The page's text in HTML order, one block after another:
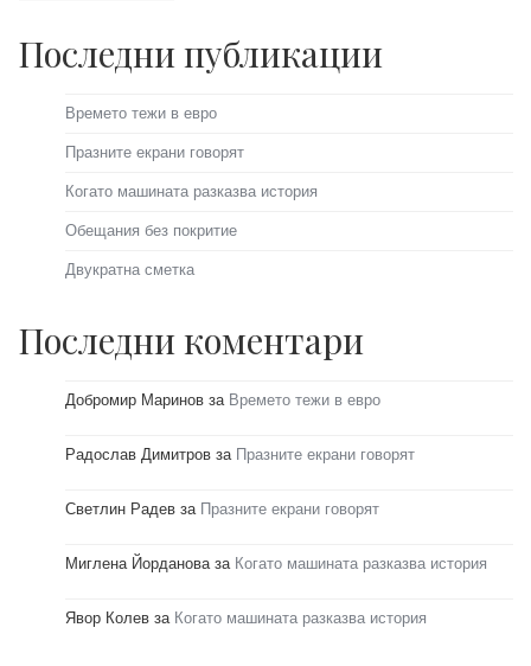
Последни публикации
Времето тежи в евро
Празните екрани говорят
Когато машината разказва история
Обещания без покритие
Двукратна сметка
Последни коментари
Добромир Маринов за Времето тежи в евро
Радослав Димитров за Празните екрани говорят
Светлин Радев за Празните екрани говорят
Миглена Йорданова за Когато машината разказва история
Явор Колев за Когато машината разказва история